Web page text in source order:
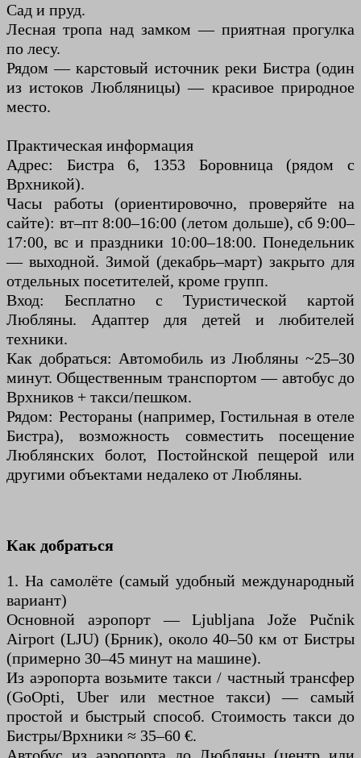
Сад и пруд.
Лесная тропа над замком — приятная прогулка
по лесу.
Рядом — карстовый источник реки Бистра (один
из истоков Любляницы) — красивое природное
место.
Практическая информация
Адрес: Бистра 6, 1353 Боровница (рядом с
Врхникой).
Часы работы (ориентировочно, проверяйте на
сайте): вт–пт 8:00–16:00 (летом дольше), сб 9:00–
17:00, вс и праздники 10:00–18:00. Понедельник
— выходной. Зимой (декабрь–март) закрыто для
отдельных посетителей, кроме групп.
Вход: Бесплатно с Туристической картой
Любляны. Адаптер для детей и любителей
техники.
Как добраться: Автомобиль из Любляны ~25–30
минут. Общественным транспортом — автобус до
Врхников + такси/пешком.
Рядом: Рестораны (например, Гостильная в отеле
Бистра), возможность совместить посещение
Люблянских болот, Постойнской пещерой или
другими объектами недалеко от Любляны.
Как добраться
1. На самолёте (самый удобный международный
вариант)
Основной аэропорт — Ljubljana Jože Pučnik
Airport (LJU) (Брник), около 40–50 км от Бистры
(примерно 30–45 минут на машине).
Из аэропорта возьмите такси / частный трансфер
(GoOpti, Uber или местное такси) — самый
простой и быстрый способ. Стоимость такси до
Бистры/Врхники ≈ 35–60 €.